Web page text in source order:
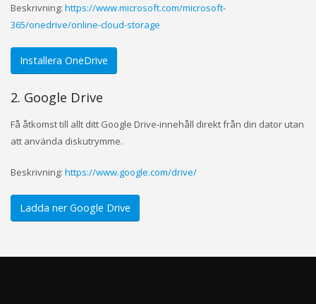
Beskrivning: https://www.microsoft.com/microsoft-
365/onedrive/online-cloud-storage
Installera OneDrive
2. Google Drive
Få åtkomst till allt ditt Google Drive-innehåll direkt från din dator utan
att använda diskutrymme.
Beskrivning: https://www.google.com/drive/
Ladda ner Google Drive